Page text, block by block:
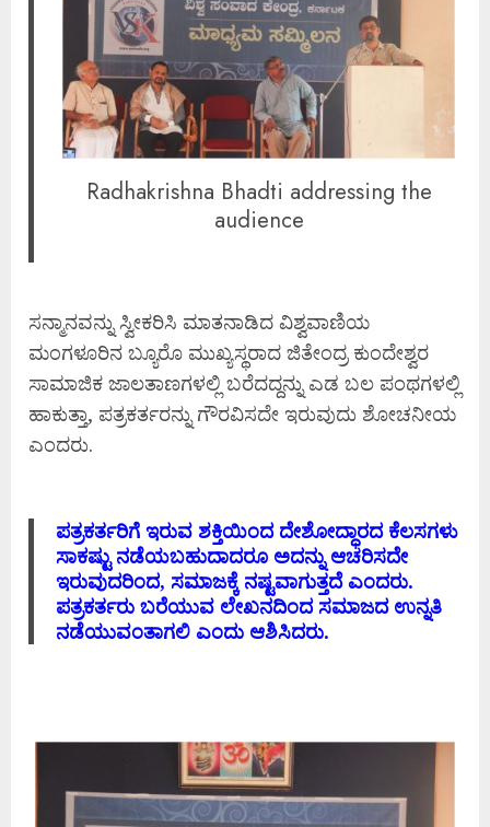
Radhakrishna Bhadti addressing the
audience
ಸನ್ಮಾನವನ್ನು ಸ್ವೀಕರಿಸಿ ಮಾತನಾಡಿದ ವಿಶ್ವವಾಣಿಯ
ಮಂಗಳೂರಿನ ಬ್ಯೂರೊ ಮುಖ್ಯಸ್ಥರಾದ ಜಿತೇಂದ್ರ ಕುಂದೇಶ್ವರ
ಸಾಮಾಜಿಕ ಜಾಲತಾಣಗಳಲ್ಲಿ ಬರೆದದ್ದನ್ನು ಎಡ ಬಲ ಪಂಥಗಳಲ್ಲಿ
ಹಾಕುತ್ತಾ, ಪತ್ರಕರ್ತರನ್ನು ಗೌರವಿಸದೇ ಇರುವುದು ಶೋಚನೀಯ
ಎಂದರು.
ಪತ್ರಕರ್ತರಿಗೆ ಇರುವ ಶಕ್ತಿಯಿಂದ ದೇಶೋದ್ಧಾರದ ಕೆಲಸಗಳು
ಸಾಕಷ್ಟು ನಡೆಯಬಹುದಾದರೂ ಅದನ್ನು ಆಚರಿಸದೇ
ಇರುವುದರಿಂದ, ಸಮಾಜಕ್ಕೆ ನಷ್ಟವಾಗುತ್ತದೆ ಎಂದರು.
ಪತ್ರಕರ್ತರು ಬರೆಯುವ ಲೇಖನದಿಂದ ಸಮಾಜದ ಉನ್ನತಿ
ನಡೆಯುವಂತಾಗಲಿ ಎಂದು ಆಶಿಸಿದರು.